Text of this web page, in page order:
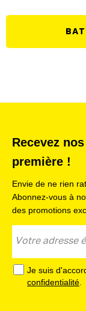
Recevez
première !
Envie de ne rien
Abonnez-vous à
des promotions
Je suis
confidentialité